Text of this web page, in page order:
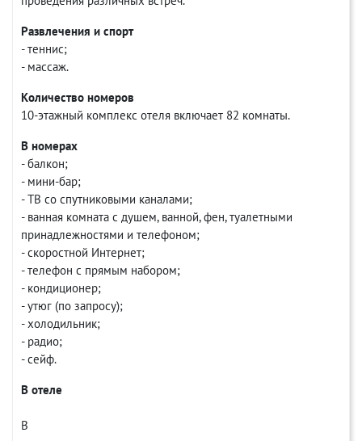
Развлечения и спорт
- теннис;
- массаж.
Количество номеров
10-этажный комплекс отеля включает 82 комнаты.
В номерах
- балкон;
- мини-бар;
- ТВ со спутниковыми каналами;
- ванная комната с душем, ванной, фен, туалетными
принадлежностями и телефоном;
- скоростной Интернет;
- телефон с прямым набором;
- кондиционер;
- утюг (по запросу);
- холодильник;
- радио;
- сейф.
В отеле
В